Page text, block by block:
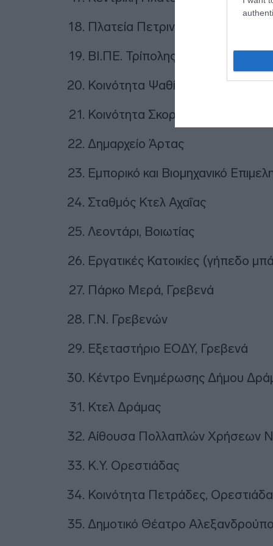
Πλατεία Πετρινού, Τρίπολη
ΒΙ.ΠΕ. Τρίπολης
Κοινότητα Ψαθί, Αρκαδία
Κοινότητα Σκορτσινού, Αρκαδία
Δημαρχείο Άρτας
Εμπορικό και Βιομηχανικό
Σταθμός Κτελ Αχαΐας
Λεοντάρι, Βοιωτίας
Εργατικές Κατοικίες (γήπεδο
Πάρκο Μερά, Γρεβενά
Γ.Ν. Γρεβενών
Εξεταστήριο ΕΟΔΥ, Γρεβενά
Κέντρο Ενημέρωσης Δήμου
Κτελ Δράμας
Αίθουσα Πολλαπλών Χρήσεων
Κ.Υ. Ορεστιάδας
Κοινότητα Πετράδες, Ορεστιάδα
Δημοτικό Θέατρο